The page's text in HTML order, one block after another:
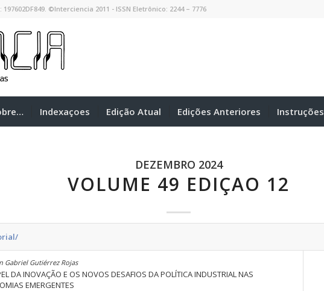
©Interciencia 2011 - ISSN Eletrônico: 2244 – 7776
Indexaçoes Edição Atual Edições Anteriores Instruções
DEZEMBRO 2024
VOLUME 49 EDIÇAO 12
Gabriel Gutiérrez Rojas
DA INOVAÇÃO E OS NOVOS DESAFIOS DA POLÍTICA INDUSTRIAL NAS
EMERGENTES